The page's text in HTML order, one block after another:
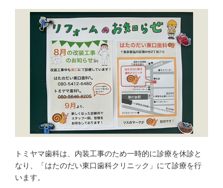
トミヤマ歯科は、内装工事のため一時的に診療を休診と
なり、「はたのだい東口歯科クリニック」にて診療を行
います。